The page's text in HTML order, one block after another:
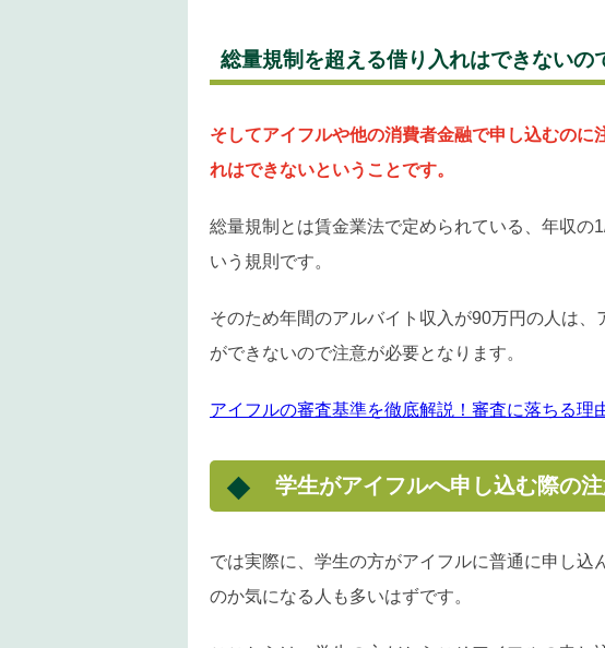
総量規制を超える借り入れはできないの
そしてアイフルや他の消費者金融で申し込むのに
れはできないということです。
総量規制とは賃金業法で定められている、年収の
いう規則です。
そのため年間のアルバイト収入が90万円の人は
ができないので注意が必要となります。
アイフルの審査基準を徹底解説！審査に落ちる理
学生がアイフルへ申し込む際の
では実際に、学生の方がアイフルに普通に申し込
のか気になる人も多いはずです。